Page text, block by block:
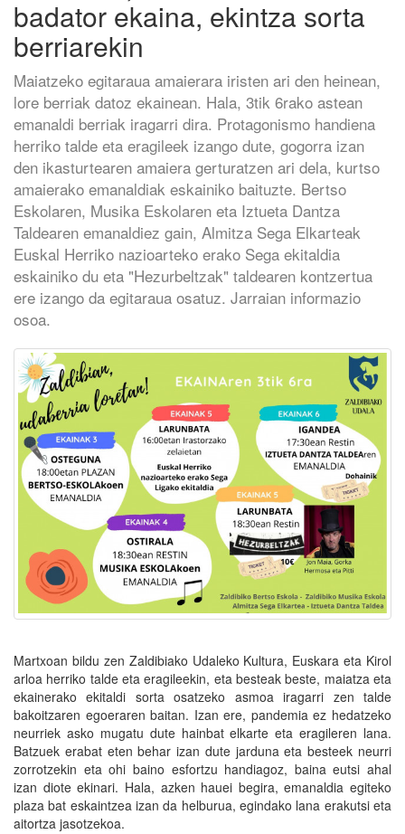
badator ekaina, ekintza sorta
berriarekin
Maiatzeko egitaraua amaierara iristen ari den heinean,
lore berriak datoz ekainean. Hala, 3tik 6rako astean
emanaldi berriak iragarri dira. Protagonismo handiena
herriko talde eta eragileek izango dute, gogorra izan
den ikasturtearen amaiera gerturatzen ari dela, kurtso
amaierako emanaldiak eskainiko baituzte. Bertso
Eskolaren, Musika Eskolaren eta Iztueta Dantza
Taldearen emanaldiez gain, Almitza Sega Elkarteak
Euskal Herriko nazioarteko erako Sega ekitaldia
eskainiko du eta "Hezurbeltzak" taldearen kontzertua
ere izango da egitaraua osatuz. Jarraian informazio
osoa.
Martxoan bildu zen Zaldibiako Udaleko Kultura, Euskara eta Kirol
arloa herriko talde eta eragileekin, eta besteak beste, maiatza eta
ekainerako ekitaldi sorta osatzeko asmoa iragarri zen talde
bakoitzaren egoeraren baitan. Izan ere, pandemia ez hedatzeko
neurriek asko mugatu dute hainbat elkarte eta eragileren lana.
Batzuek erabat eten behar izan dute jarduna eta besteek neurri
zorrotzekin eta ohi baino esfortzu handiagoz, baina eutsi ahal
izan diote ekinari. Hala, azken hauei begira, emanaldia egiteko
plaza bat eskaintzea izan da helburua, egindako lana erakutsi eta
aitortza jasotzekoa.